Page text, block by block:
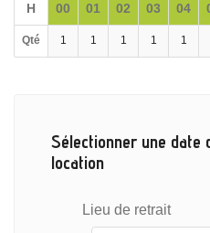
H 00 01 02 03 04
Qté 1 1 1 1 1
Sélectionner une date
location
Lieu de retrait